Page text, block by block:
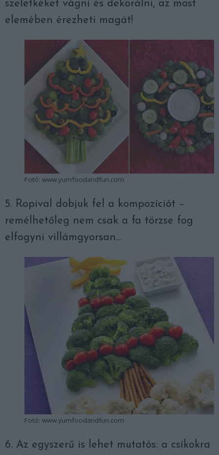
szeletkéket vágni és dekorálni, az most
elemében érezheti magát!
Fotó: www.yumfoodandfun.com
5. Ropival dobjuk fel a kompozíciót –
remélhetőleg nem csak a fa törzse fog
elfogyni villámgyorsan…
Fotó: www.yumfoodandfun.com
6. Az egyszerű is lehet mutatós: a csíkokra